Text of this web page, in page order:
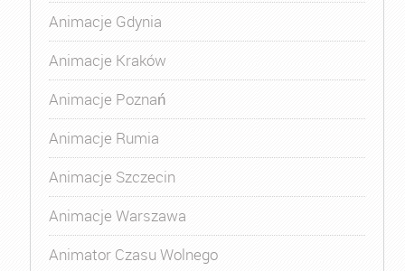
Animacje Gdynia
Animacje Kraków
Animacje Poznań
Animacje Rumia
Animacje Szczecin
Animacje Warszawa
Animator Czasu Wolnego